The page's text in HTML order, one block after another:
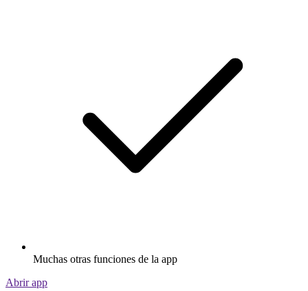
Muchas otras funciones de la app
Abrir app